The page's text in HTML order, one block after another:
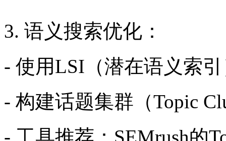
3. 语义搜索优化：
- 使用LSI（潜在语义索
- 构建话题集群（Topic